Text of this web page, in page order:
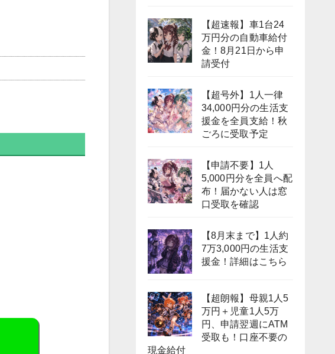
【超速報】車1台24
万円分の自動車給付
金！8月21日から申
請受付
【超号外】1人一律
34,000円分の生活支
援金を全員支給！秋
ごろに受取予定
【申請不要】1人
5,000円分を全員へ配
布！届かない人は窓
口受取を確認
【8月末まで】1人約
7万3,000円の生活支
援金！詳細はこちら
【超朗報】母親1人5
万円＋児童1人5万
円、申請翌週にATM
受取も！口座不要の
現金給付